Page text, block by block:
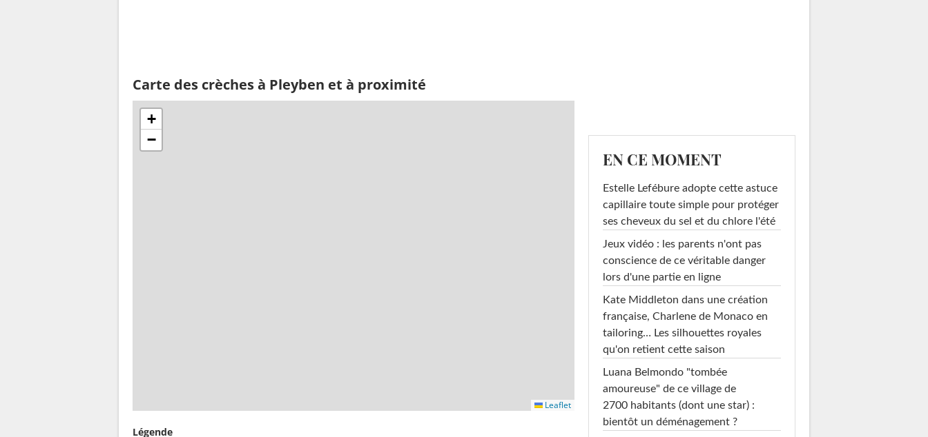
Carte des crèches à Pleyben et à proximité
+
−
Leaflet
Légende
EN CE MOMENT
Estelle Lefébure adopte cette astuce
capillaire toute simple pour protéger
ses cheveux du sel et du chlore l'été
Jeux vidéo : les parents n'ont pas
conscience de ce véritable danger
lors d'une partie en ligne
Kate Middleton dans une création
française, Charlene de Monaco en
tailoring… Les silhouettes royales
qu'on retient cette saison
Luana Belmondo "tombée
amoureuse" de ce village de
2700 habitants (dont une star) :
bientôt un déménagement ?